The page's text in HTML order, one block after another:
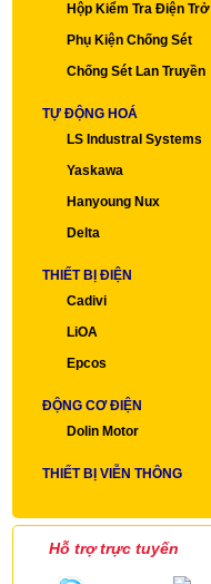
Hộp Kiểm Tra Điện Trở
Phụ Kiện Chống Sét
Chống Sét Lan Truyền
TỰ ĐỘNG HOÁ
LS Industral Systems
Yaskawa
Hanyoung Nux
Delta
THIẾT BỊ ĐIỆN
Cadivi
LiOA
Epcos
ĐỘNG CƠ ĐIỆN
Dolin Motor
THIẾT BỊ VIỄN THÔNG
Hỗ trợ trực tuyến